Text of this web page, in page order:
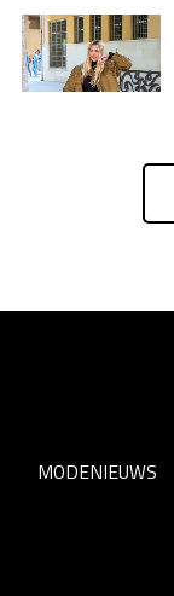
MODENIEUWS